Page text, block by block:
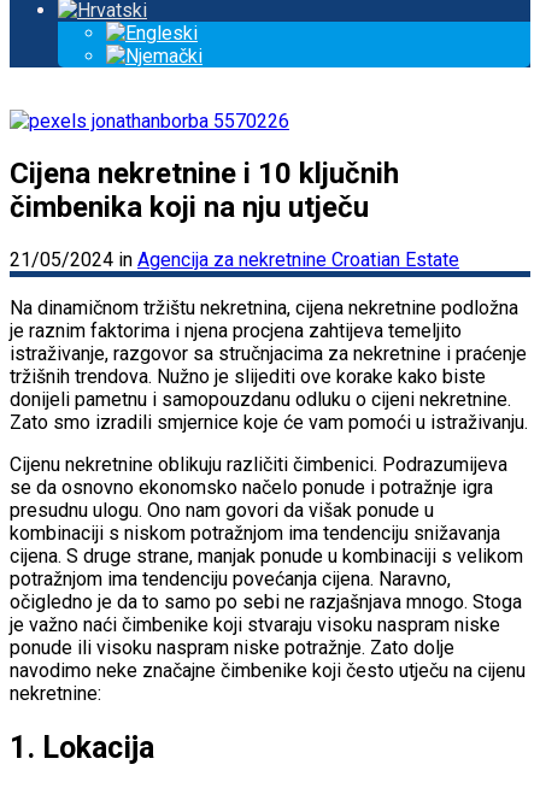
Cijena nekretnine i 10 ključnih
čimbenika koji na nju utječu
21/05/2024 in Agencija za nekretnine Croatian Estate
Na dinamičnom tržištu nekretnina, cijena nekretnine podložna
je raznim faktorima i njena procjena zahtijeva temeljito
istraživanje, razgovor sa stručnjacima za nekretnine i praćenje
tržišnih trendova. Nužno je slijediti ove korake kako biste
donijeli pametnu i samopouzdanu odluku o cijeni nekretnine.
Zato smo izradili smjernice koje će vam pomoći u istraživanju.
Cijenu nekretnine oblikuju različiti čimbenici. Podrazumijeva
se da osnovno ekonomsko načelo ponude i potražnje igra
presudnu ulogu. Ono nam govori da višak ponude u
kombinaciji s niskom potražnjom ima tendenciju snižavanja
cijena. S druge strane, manjak ponude u kombinaciji s velikom
potražnjom ima tendenciju povećanja cijena. Naravno,
očigledno je da to samo po sebi ne razjašnjava mnogo. Stoga
je važno naći čimbenike koji stvaraju visoku naspram niske
ponude ili visoku naspram niske potražnje. Zato dolje
navodimo neke značajne čimbenike koji često utječu na cijenu
nekretnine:
1. Lokacija